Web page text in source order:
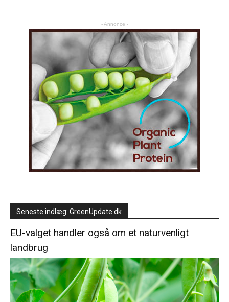
- Annonce -
Seneste indlæg: GreenUpdate.dk
EU-valget handler også om et naturvenligt
landbrug